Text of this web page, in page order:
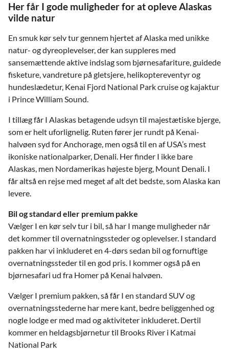
Her får I gode muligheder for at opleve Alaskas
vilde natur
En smuk kør selv tur gennem hjertet af Alaska med unikke
natur- og dyreoplevelser, der kan suppleres med
sansemættende aktive indslag som bjørnesafariture, guidede
fisketure, vandreture på gletsjere, helikoptereventyr og
hundeslædetur, Kenai Fjord National Park cruise og kajaktur
i Prince William Sound.
I tillæg får I Alaskas betagende udsyn til majestætiske bjerge,
som er helt uforlignelig. Ruten fører jer rundt på Kenai-
halvøen syd for Anchorage, men også til en af USA’s mest
ikoniske nationalparker, Denali. Her finder I ikke bare
Alaskas, men Nordamerikas højeste bjerg, Mount Denali. I
får altså en rejse med meget af alt det bedste, som Alaska kan
levere.
Bil og standard eller premium pakke
Vælger I en kør selv tur i bil, så har I mange muligheder når
det kommer til overnatningssteder og oplevelser. I standard
pakken har vi inkluderet en 4-dørs sedan bil og fornuftige
overnatningssteder til en god pris. I kommer også på en
bjørnesafari ud fra Homer på Kenai halvøen.
Vælger I premium pakken, så får I en standard SUV og
overnatningsstederne har mere kant, bedre beliggenhed og
nogle lodge er med mad og aktiviteter inkluderet. Dertil
kommer en heldagsbjørnetur til Brooks River i Katmai
National Park